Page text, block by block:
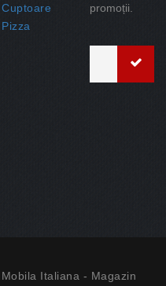
Cuptoare
Pizza
promoții.
Mobila Italiana - Magazin